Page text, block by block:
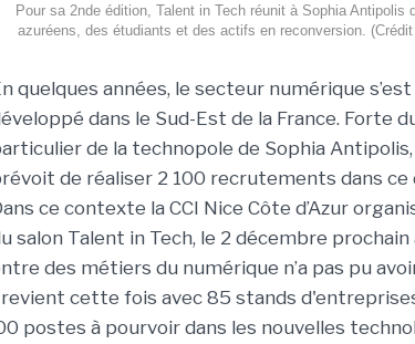
Pour sa 2nde édition, Talent in Tech réunit à Sophia Antipolis
azuréens, des étudiants et des actifs en reconversion.
quelques années, le secteur numérique
dans le Sud-Est de la France. Forte
de la technopole de Sophia Antipolis,
de réaliser 2 100 recrutements dans ce
ce contexte la CCI Nice Côte d’Azur
salon Talent in Tech, le 2 décembre prochain
des métiers du numérique n’a pas pu
revient cette fois avec 85 stands
postes à pourvoir dans les nouvelles